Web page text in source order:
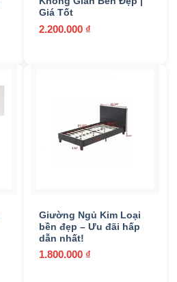
Giá Tốt
2.200.000 ₫
Giường Ngủ Kim Loại
bền đẹp – Ưu đãi hấp
dẫn nhất!
1.800.000 ₫